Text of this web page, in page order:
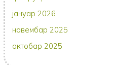
јануар 2026
новембар 2025
октобар 2025